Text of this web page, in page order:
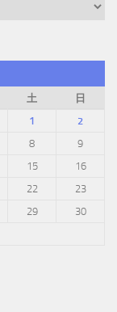
土
日
1
2
8
9
15
16
22
23
29
30